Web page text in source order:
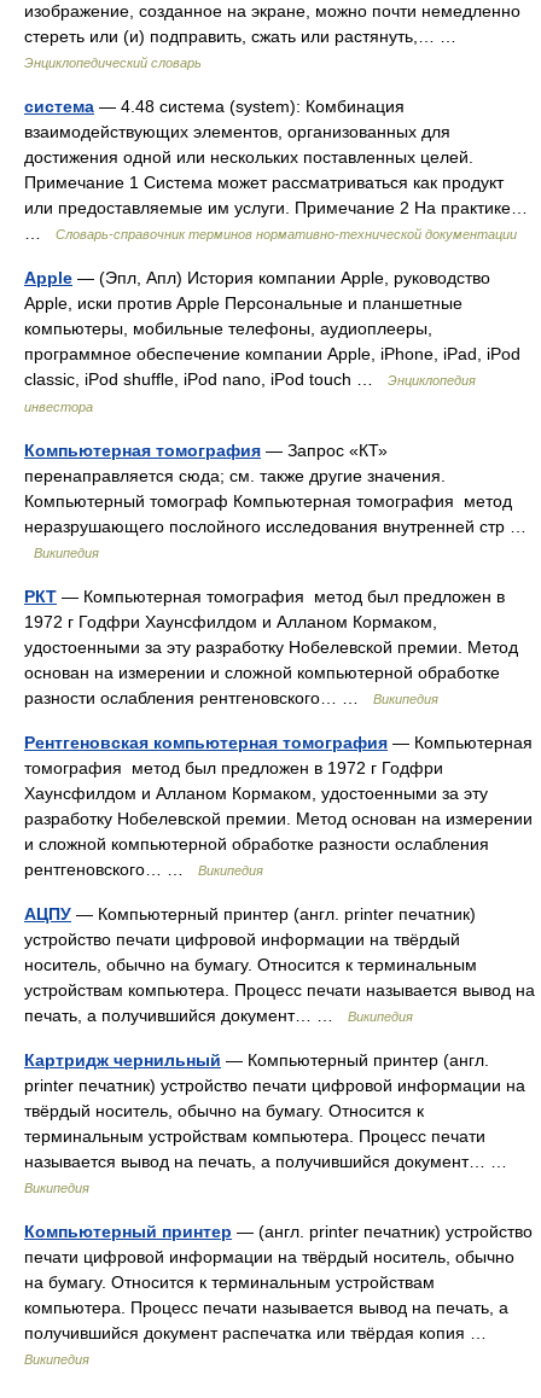
изображение, созданное на экране, можно почти немедленно
стереть или (и) подправить, сжать или растянуть,… …
Энциклопедический словарь
система — 4.48 система (system): Комбинация
взаимодействующих элементов, организованных для
достижения одной или нескольких поставленных целей.
Примечание 1 Система может рассматриваться как продукт
или предоставляемые им услуги. Примечание 2 На практике…
Словарь-справочник терминов нормативно-технической документации
Apple — (Эпл, Апл) История компании Apple, руководство
Apple, иски против Apple Персональные и планшетные
компьютеры, мобильные телефоны, аудиоплееры,
программное обеспечение компании Apple, iPhone, iPad, iPod
classic, iPod shuffle, iPod nano, iPod touch …
Энциклопедия
инвестора
Компьютерная томография — Запрос «КТ»
перенаправляется сюда; см. также другие значения.
Компьютерный томограф Компьютерная томография метод
неразрушающего послойного исследования внутренней стр …
Википедия
РКТ — Компьютерная томография метод был предложен в
1972 г Годфри Хаунсфилдом и Алланом Кормаком,
удостоенными за эту разработку Нобелевской премии. Метод
основан на измерении и сложной компьютерной обработке
разности ослабления рентгеновского… …
Википедия
Рентгеновская компьютерная томография — Компьютерная
томография метод был предложен в 1972 г Годфри
Хаунсфилдом и Алланом Кормаком, удостоенными за эту
разработку Нобелевской премии. Метод основан на измерении
и сложной компьютерной обработке разности ослабления
рентгеновского… …
Википедия
АЦПУ — Компьютерный принтер (англ. printer печатник)
устройство печати цифровой информации на твёрдый
носитель, обычно на бумагу. Относится к терминальным
устройствам компьютера. Процесс печати называется вывод на
печать, а получившийся документ… …
Википедия
Картридж чернильный — Компьютерный принтер (англ.
printer печатник) устройство печати цифровой информации на
твёрдый носитель, обычно на бумагу. Относится к
терминальным устройствам компьютера. Процесс печати
называется вывод на печать, а получившийся документ… …
Википедия
Компьютерный принтер — (англ. printer печатник) устройство
печати цифровой информации на твёрдый носитель, обычно
на бумагу. Относится к терминальным устройствам
компьютера. Процесс печати называется вывод на печать, а
получившийся документ распечатка или твёрдая копия …
Википедия